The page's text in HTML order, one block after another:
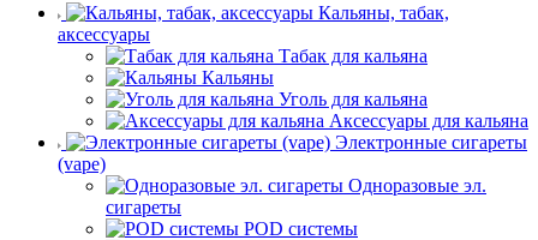
Кальяны, табак,
аксессуары
Табак для кальяна
Кальяны
Уголь для кальяна
Аксессуары для кальяна
Электронные сигареты
(vape)
Одноразовые эл.
сигареты
POD системы